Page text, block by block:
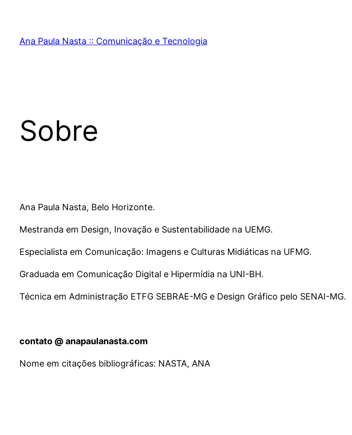
Ana Paula Nasta :: Comunicação e Tecnologia
Sobre
Ana Paula Nasta, Belo Horizonte.
Mestranda em Design, Inovação e Sustentabilidade na UEMG.
Especialista em Comunicação: Imagens e Culturas Midiáticas na UFMG.
Graduada em Comunicação Digital e Hipermídia na UNI-BH.
Técnica em Administração ETFG SEBRAE-MG e Design Gráfico pelo SENAI-MG.
contato @ anapaulanasta.com
Nome em citações bibliográficas: NASTA, ANA